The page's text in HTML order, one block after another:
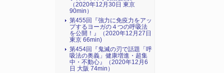
（2020年12月30日 東京
90min）
第455回『強力に免疫力をアッ
プするヨーガの４つの呼吸法
を公開！』（2020年12月27日
東京 66min)
第454回『鬼滅の刃で話題「呼
吸法の奥義」健康増進・超集
中・不動心』（2020年12月6
日 大阪 74min）